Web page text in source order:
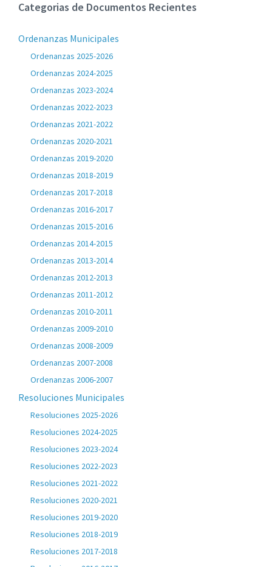
Categorias de Documentos Recientes
Ordenanzas Municipales
Ordenanzas 2025-2026
Ordenanzas 2024-2025
Ordenanzas 2023-2024
Ordenanzas 2022-2023
Ordenanzas 2021-2022
Ordenanzas 2020-2021
Ordenanzas 2019-2020
Ordenanzas 2018-2019
Ordenanzas 2017-2018
Ordenanzas 2016-2017
Ordenanzas 2015-2016
Ordenanzas 2014-2015
Ordenanzas 2013-2014
Ordenanzas 2012-2013
Ordenanzas 2011-2012
Ordenanzas 2010-2011
Ordenanzas 2009-2010
Ordenanzas 2008-2009
Ordenanzas 2007-2008
Ordenanzas 2006-2007
Resoluciones Municipales
Resoluciones 2025-2026
Resoluciones 2024-2025
Resoluciones 2023-2024
Resoluciones 2022-2023
Resoluciones 2021-2022
Resoluciones 2020-2021
Resoluciones 2019-2020
Resoluciones 2018-2019
Resoluciones 2017-2018